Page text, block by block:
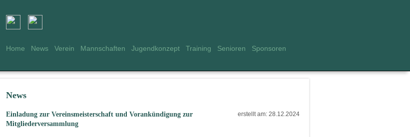
Home News Verein Mannschaften Jugendkonzept Training Senioren Sponsoren
News
erstellt am: 28.12.2024
Einladung zur Vereinsmeisterschaft und Vorankündigung zur
Mitgliederversammlung